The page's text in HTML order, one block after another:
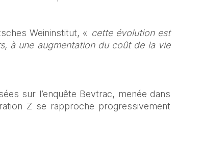
Weininstitut, « cette évolution est
à une augmentation du coût de la vie
sur l’enquête Bevtrac, menée dans
Z se rapproche progressivement